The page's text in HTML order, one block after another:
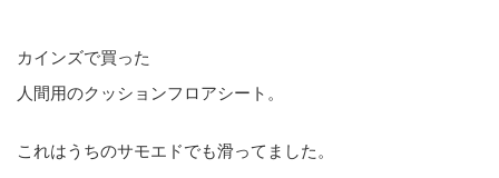
カインズで買った
人間用のクッションフロアシート。
これはうちのサモエドでも滑ってました。